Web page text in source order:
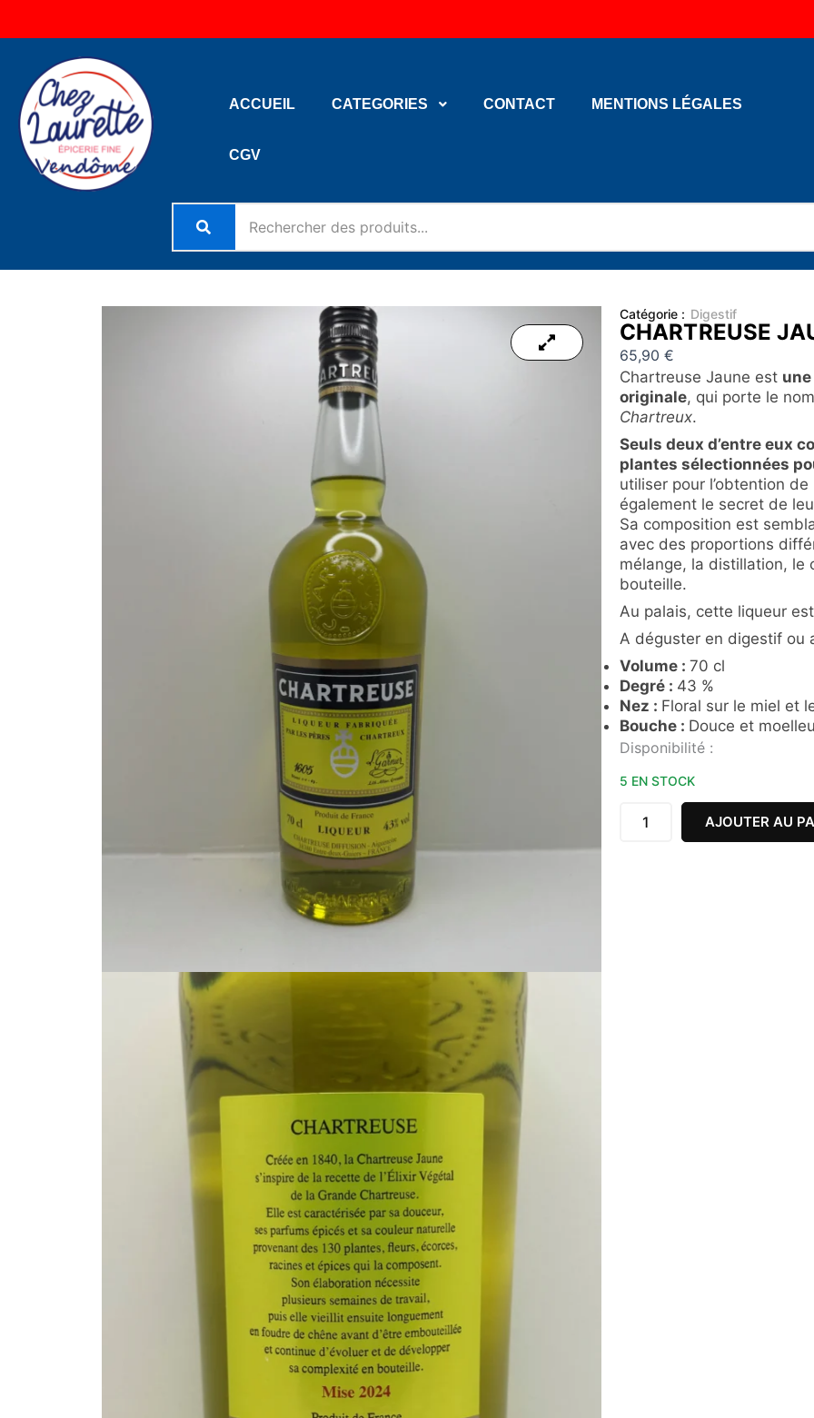
au
ACCUEIL CATEGORIES CONTACT MENTIONS LÉGALES
CGV
Catégorie : Digestif
CHARTREUSE
65,90 €
Chartreuse Jaune est
originale, qui porte le
Chartreux.
Seuls deux d’entre eux
plantes sélectionnées
utiliser pour l’obtention
également le secret de
Sa composition est
avec des proportions
mélange, la distillation, le
bouteille.
Au palais, cette liqueur
A déguster en digestif ou
Volume : 70 cl
Degré : 43 %
Nez : Floral sur le miel et
Bouche : Douce et
Disponibilité :
5 EN STOCK
quantité
CHARTREUSE
43%
AJOUTER AU